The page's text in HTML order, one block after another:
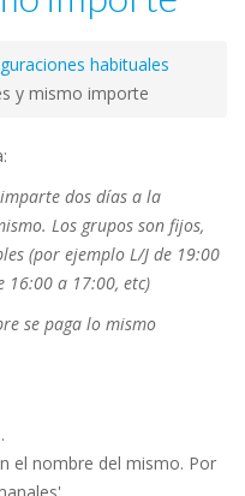
habituales
y mismo importe
imparte dos días a la
Los grupos son fijos,
(por ejemplo L/J de 19:00
16:00 a 17:00, etc)
se paga lo mismo
el nombre del mismo. Por